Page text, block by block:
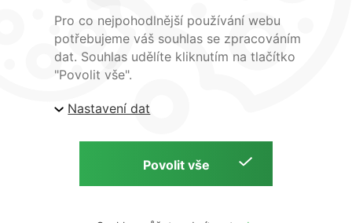
Obchodní podmínky
O nás
Kontakty
Firemní web
E-shop Wirpo.cz, Škrobárenská 518/16, Brno
Pro co nejpohodlnější používání webu
potřebujeme váš souhlas se zpracováním
dat. Souhlas udělíte kliknutím na tlačítko
"Povolit vše".
Nastavení dat